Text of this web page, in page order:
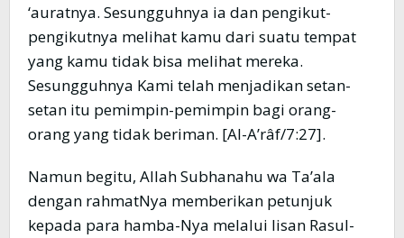
‘auratnya. Sesungguhnya ia dan pengikut-
pengikutnya melihat kamu dari suatu tempat
yang kamu tidak bisa melihat mereka.
Sesungguhnya Kami telah menjadikan setan-
setan itu pemimpin-pemimpin bagi orang-
orang yang tidak beriman. [Al-A’râf/7:27].
Namun begitu, Allah Subhanahu wa Ta’ala
dengan rahmatNya memberikan petunjuk
kepada para hamba-Nya melalui lisan Rasul-